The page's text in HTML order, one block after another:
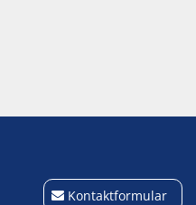
Kontaktformular